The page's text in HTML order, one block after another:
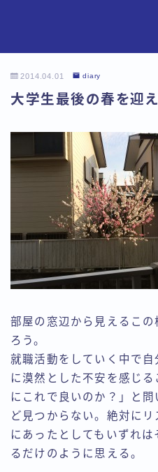
2014.04.01 diary
大学生最後の春を迎え
部屋の窓辺から見えるこ
ろう。
就職活動をしていく中で
に漠然とした不安を感じ
にこれで良いのか？」と
ど見つからない。絶対に
にあったとしてもいずれ
るだけのように思える。